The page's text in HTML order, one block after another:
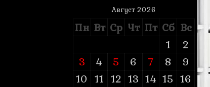
Август 2026
Пн Вт Ср Чт Пт Сб Вс
1
2
3
4 5 6 7 8
9
10 11 12 13 14 15 16